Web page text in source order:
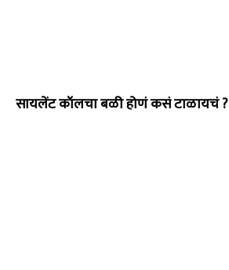
सायलेंट कॉलचा बळी होणं कसं टाळायचं ?